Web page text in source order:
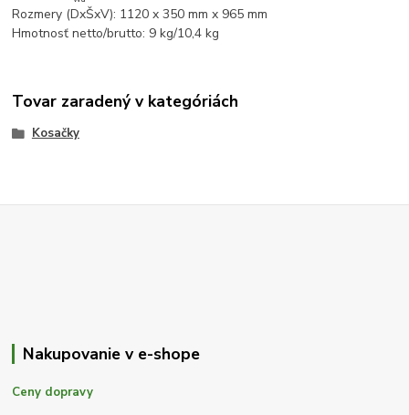
Rozmery (DxŠxV): 1120 x 350 mm x 965 mm
Hmotnosť netto/brutto: 9 kg/10,4 kg
Tovar zaradený v kategóriách
Kosačky
Nakupovanie v e-shope
Ceny dopravy